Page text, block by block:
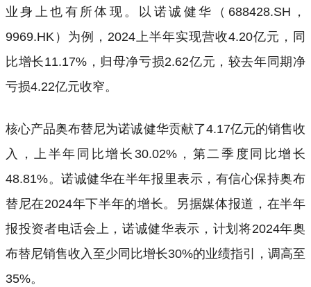
业身上也有所体现。以诺诚健华（688428.SH，
9969.HK）为例，2024上半年实现营收4.20亿元，同
比增长11.17%，归母净亏损2.62亿元，较去年同期净
亏损4.22亿元收窄。
核心产品奥布替尼为诺诚健华贡献了4.17亿元的销售收
入，上半年同比增长30.02%，第二季度同比增长
48.81%。诺诚健华在半年报里表示，有信心保持奥布
替尼在2024年下半年的增长。另据媒体报道，在半年
报投资者电话会上，诺诚健华表示，计划将2024年奥
布替尼销售收入至少同比增长30%的业绩指引，调高至
35%。